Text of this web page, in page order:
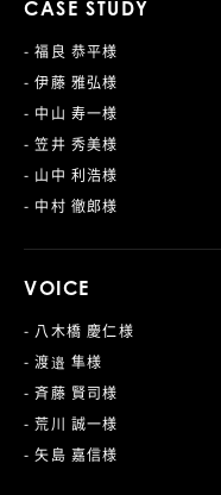
CASE STUDY
- 福良 恭平様
- 伊藤 雅弘様
- 中山 寿一様
- 笠井 秀美様
- 山中 利浩様
- 中村 徹郎様
VOICE
- 八木橋 慶仁様
- 渡邉 隼様
- 斉藤 賢司様
- 荒川 誠一様
- 矢島 嘉信様